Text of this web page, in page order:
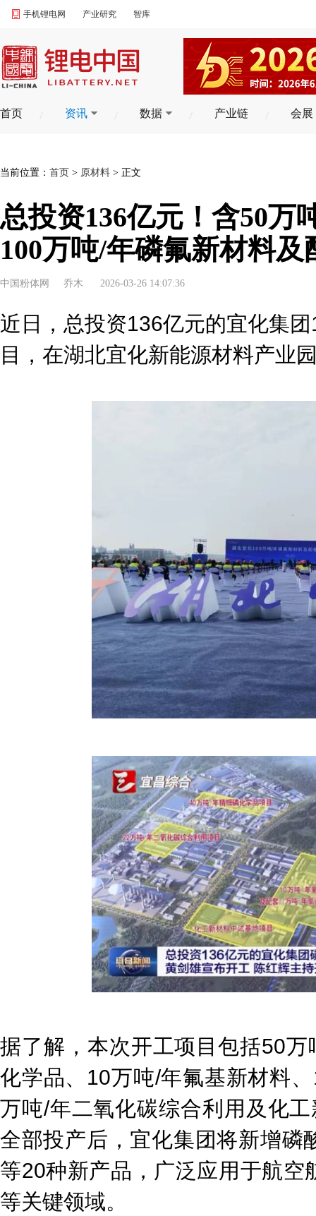
手机锂电网 产业研究 智库
首页 资讯 数据 产业链 会展
当前位置： 首页 > 原材料 > 正文
总投资136亿元！含50万
100万吨/年磷氟新材料
中国粉体网 乔木 2026-03-26 14:07:36
近日，总投资136亿元的宜化集
目，在湖北宜化新能源材料产业
据了解，本次开工项目包括50
化学品、10万吨/年氟基新材料
万吨/年二氧化碳综合利用及化
全部投产后，宜化集团将新增磷
等20种新产品，广泛应用于航
等关键领域。